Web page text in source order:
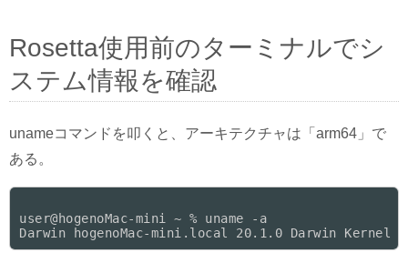
Rosetta使用前のターミナルでシ
ステム情報を確認
unameコマンドを叩くと、アーキテクチャは「arm64」で
ある。
user@hogenoMac-mini ~ % uname -a